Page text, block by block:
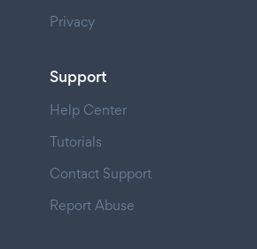
Privacy
Support
Help Center
Tutorials
Contact Support
Report Abuse